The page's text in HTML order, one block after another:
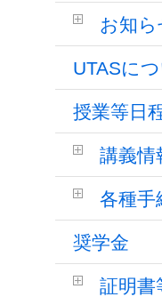
お知ら
UTASに
授業等日
講義情
各種手
奨学金
証明書